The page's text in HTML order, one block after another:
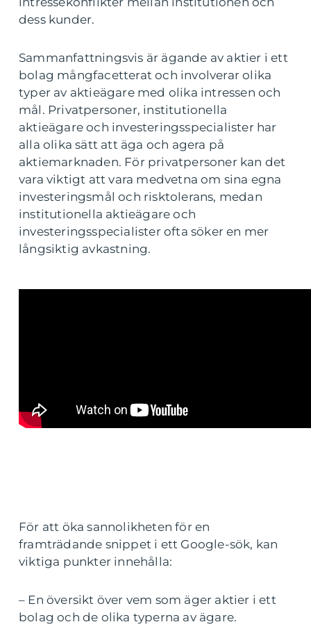
dess kunder.
Sammanfattningsvis är ägande av aktier i ett
bolag mångfacetterat och involverar olika
typer av aktieägare med olika intressen och
mål. Privatpersoner, institutionella
aktieägare och investeringsspecialister har
alla olika sätt att äga och agera på
aktiemarknaden. För privatpersoner kan det
vara viktigt att vara medvetna om sina egna
investeringsmål och risktolerans, medan
institutionella aktieägare och
investeringsspecialister ofta söker en mer
långsiktig avkastning.
För att öka sannolikheten för en
framträdande snippet i ett Google-sök, kan
viktiga punkter innehålla:
– En översikt över vem som äger aktier i ett
bolag och de olika typerna av ägare.